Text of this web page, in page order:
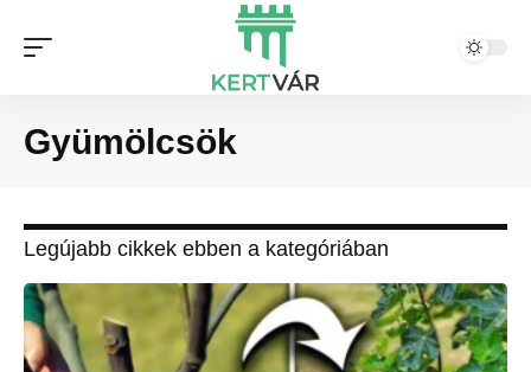
Gyümölcsök
Legújabb cikkek ebben a kategóriában